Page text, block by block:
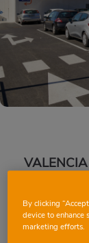
Telèfon: 96
Tancat
By clicking
device to enhance
marketing efforts.